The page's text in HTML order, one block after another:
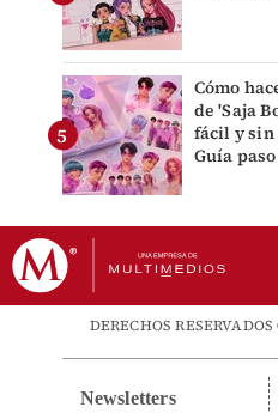
Cómo
de 'Saja
fácil y sin
Guía
DERECHOS
Newsletters